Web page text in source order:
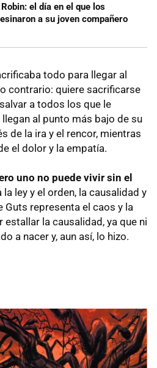
el día en el que los
a su joven compañero
todo para llegar al
contrario: quiere sacrificarse
a todos los que le
al punto más bajo de su
de la ira y el rencor, mientras
el dolor y la empatía.
uno no puede vivir sin el
ley y el orden, la causalidad y
Guts representa el caos y la
estallar la causalidad, ya que ni
a nacer y, aun así, lo hizo.